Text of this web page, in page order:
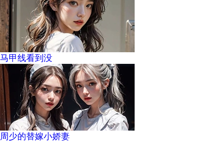
马甲线看到没
周少的替嫁小娇妻